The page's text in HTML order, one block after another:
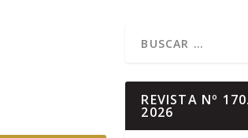
REVISTA Nº
2026